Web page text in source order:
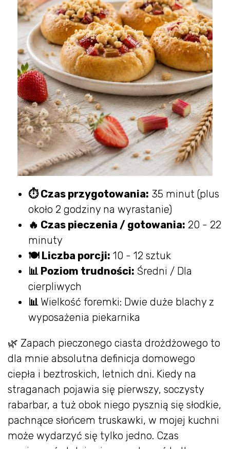
⏱ Czas przygotowania: 35 minut (plus
około 2 godziny na wyrastanie)
🔥 Czas pieczenia / gotowania: 20 - 22
minuty
🍽 Liczba porcji: 10 - 12 sztuk
📊 Poziom trudności: Średni / Dla
cierpliwych
📊 Wielkość foremki: Dwie duże blachy z
wyposażenia piekarnika
🌿 Zapach pieczonego ciasta drożdżowego to
dla mnie absolutna definicja domowego
ciepła i beztroskich, letnich dni. Kiedy na
straganach pojawia się pierwszy, soczysty
rabarbar, a tuż obok niego pysznią się słodkie,
pachnące słońcem truskawki, w mojej kuchni
może wydarzyć się tylko jedno. Czas